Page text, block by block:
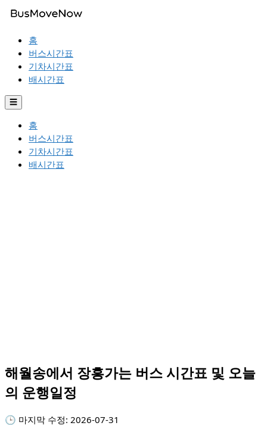
홈
버스시간표
기차시간표
배시간표
☰
홈
버스시간표
기차시간표
배시간표
해월송에서 장흥가는 버스 시간표 및 오늘
의 운행일정
🕒 마지막 수정: 2026-07-31